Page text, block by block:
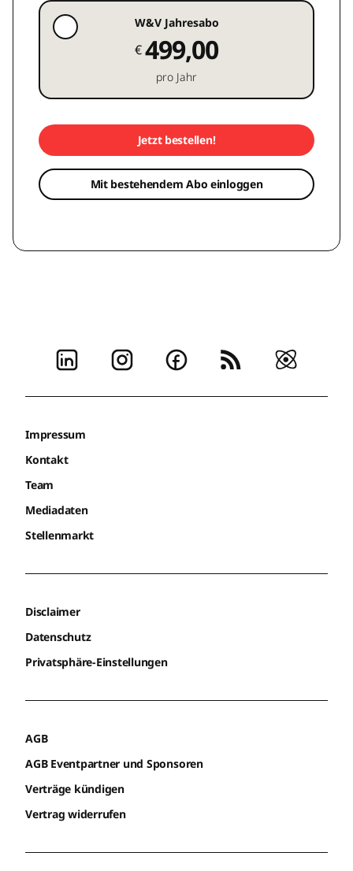
W&V Jahresabo
€499,00
pro Jahr
Jetzt bestellen!
Mit bestehendem Abo einloggen
Impressum
Kontakt
Team
Mediadaten
Stellenmarkt
Disclaimer
Datenschutz
Privatsphäre-Einstellungen
AGB
AGB Eventpartner und Sponsoren
Verträge kündigen
Vertrag widerrufen